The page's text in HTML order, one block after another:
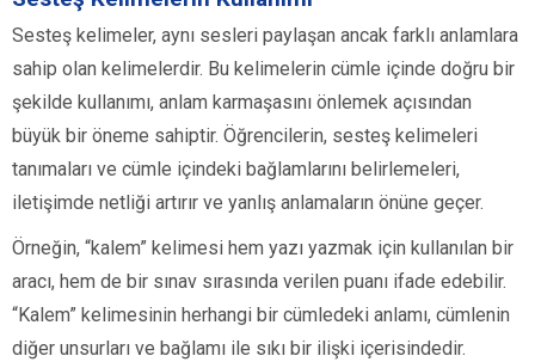
Sesteş kelimeler, aynı sesleri paylaşan ancak farklı anlamlara
sahip olan kelimelerdir. Bu kelimelerin cümle içinde doğru bir
şekilde kullanımı, anlam karmaşasını önlemek açısından
büyük bir öneme sahiptir. Öğrencilerin, sesteş kelimeleri
tanımaları ve cümle içindeki bağlamlarını belirlemeleri,
iletişimde netliği artırır ve yanlış anlamaların önüne geçer.
Örneğin, “kalem” kelimesi hem yazı yazmak için kullanılan bir
aracı, hem de bir sınav sırasında verilen puanı ifade edebilir.
“Kalem” kelimesinin herhangi bir cümledeki anlamı, cümlenin
diğer unsurları ve bağlamı ile sıkı bir ilişki içerisindedir.